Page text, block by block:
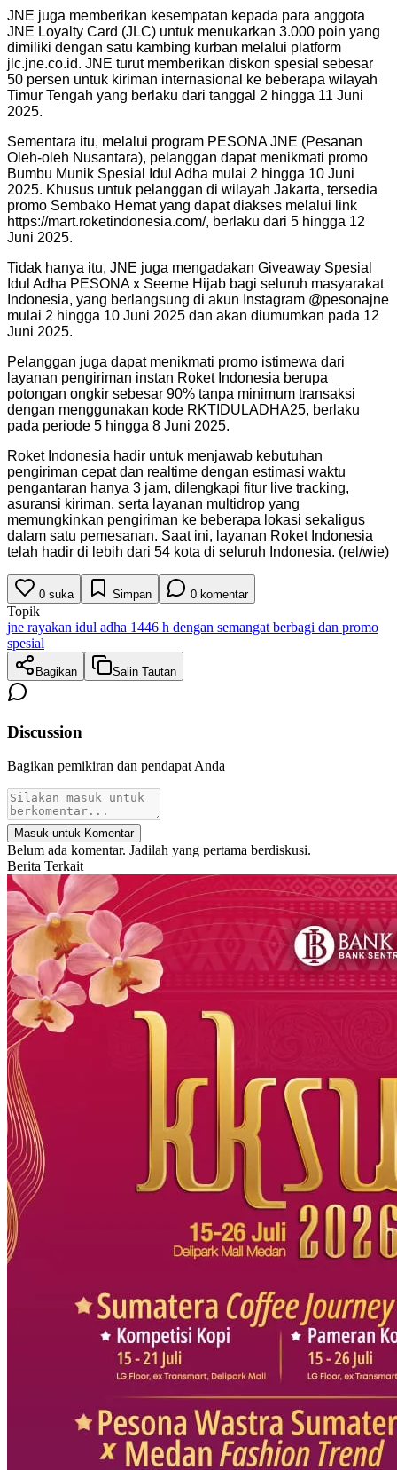
JNE juga memberikan kesempatan kepada para anggota
JNE Loyalty Card (JLC) untuk menukarkan 3.000 poin yang
dimiliki dengan satu kambing kurban melalui platform
jlc.jne.co.id. JNE turut memberikan diskon spesial sebesar
50 persen untuk kiriman internasional ke beberapa wilayah
Timur Tengah yang berlaku dari tanggal 2 hingga 11 Juni
2025.
Sementara itu, melalui program PESONA JNE (Pesanan
Oleh-oleh Nusantara), pelanggan dapat menikmati promo
Bumbu Munik Spesial Idul Adha mulai 2 hingga 10 Juni
2025. Khusus untuk pelanggan di wilayah Jakarta, tersedia
promo Sembako Hemat yang dapat diakses melalui link
https://mart.roketindonesia.com/, berlaku dari 5 hingga 12
Juni 2025.
Tidak hanya itu, JNE juga mengadakan Giveaway Spesial
Idul Adha PESONA x Seeme Hijab bagi seluruh masyarakat
Indonesia, yang berlangsung di akun Instagram @pesonajne
mulai 2 hingga 10 Juni 2025 dan akan diumumkan pada 12
Juni 2025.
Pelanggan juga dapat menikmati promo istimewa dari
layanan pengiriman instan Roket Indonesia berupa
potongan ongkir sebesar 90% tanpa minimum transaksi
dengan menggunakan kode RKTIDULADHA25, berlaku
pada periode 5 hingga 8 Juni 2025.
Roket Indonesia hadir untuk menjawab kebutuhan
pengiriman cepat dan realtime dengan estimasi waktu
pengantaran hanya 3 jam, dilengkapi fitur live tracking,
asuransi kiriman, serta layanan multidrop yang
memungkinkan pengiriman ke beberapa lokasi sekaligus
dalam satu pemesanan. Saat ini, layanan Roket Indonesia
telah hadir di lebih dari 54 kota di seluruh Indonesia. (rel/wie)
0 suka Simpan 0 komentar
Topik
jne rayakan idul adha 1446 h dengan semangat berbagi dan promo
spesial
Bagikan Salin Tautan
Discussion
Bagikan pemikiran dan pendapat Anda
Masuk untuk Komentar
Belum ada komentar. Jadilah yang pertama berdiskusi.
Berita Terkait